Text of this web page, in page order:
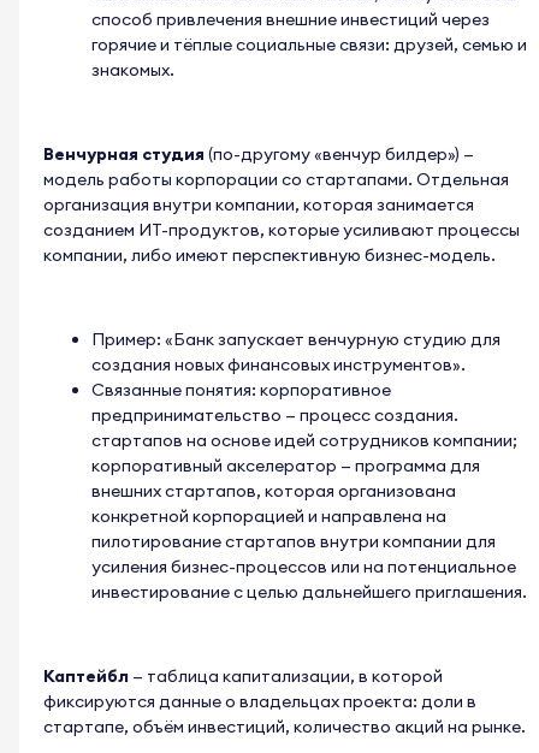
способ привлечения внешние инвестиций через
горячие и тёплые социальные связи: друзей, семью и
знакомых.
Венчурная студия (по-другому «венчур билдер») —
модель работы корпорации со стартапами. Отдельная
организация внутри компании, которая занимается
созданием ИТ-продуктов, которые усиливают процессы
компании, либо имеют перспективную бизнес-модель.
Пример: «Банк запускает венчурную студию для
создания новых финансовых инструментов».
Связанные понятия: корпоративное
предпринимательство — процесс создания.
стартапов на основе идей сотрудников компании;
корпоративный акселератор — программа для
внешних стартапов, которая организована
конкретной корпорацией и направлена на
пилотирование стартапов внутри компании для
усиления бизнес-процессов или на потенциальное
инвестирование с целью дальнейшего приглашения.
Каптейбл — таблица капитализации, в которой
фиксируются данные о владельцах проекта: доли в
стартапе, объём инвестиций, количество акций на рынке.